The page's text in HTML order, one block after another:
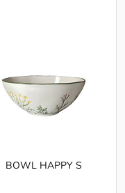
BOWL HAPPY S